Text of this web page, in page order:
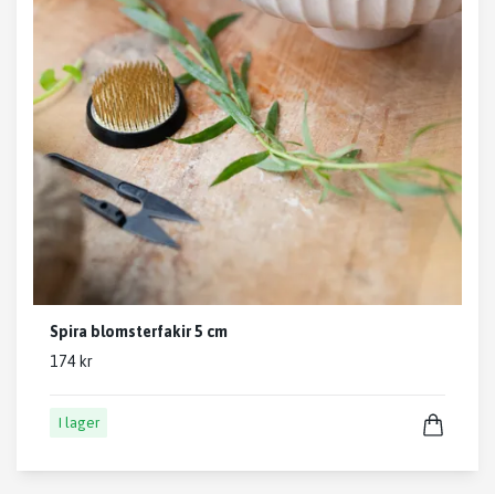
Spira blomsterfakir 5 cm
174 kr
I lager